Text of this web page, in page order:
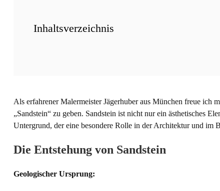
Inhaltsverzeichnis
Als erfahrener Malermeister Jägerhuber aus München freue ich
„Sandstein“ zu geben. Sandstein ist nicht nur ein ästhetisches
Untergrund, der eine besondere Rolle in der Architektur und im
Die Entstehung von Sandstein
Geologischer Ursprung: